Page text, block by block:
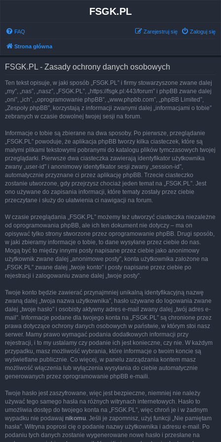
FSGK.PL
FAQ Zaloguj się
Zarejestruj się
Strona główna
FSGK.PL - Zasady ochrony danych osobowych
Ten tekst opisuje, w jaki sposób „FSGK.PL” i firmy stowarzyszone zwane dalej
„my”, „nas”, „nasz”, „FSGK.PL”, „https://fsgk.pl:443/forum” i phpBB zwane dalej
„oni”, „ich”, „oprogramowanie phpBB”, „www.phpbb.com”, „phpBB Limited”,
„Zespoły phpBB”, korzystają z informacji zwanymi dalej „informacjami o tobie”
zebranych w czasie dowolnej twojej sesji na forum.
Informacje o tobie są zbierane na dwa sposoby. Po pierwsze, przeglądanie
„FSGK.PL” powoduje, że aplikacja phpBB tworzy kilka ciasteczek, które są
małymi plikami tekstowymi pobranymi do katalogu plików tymczasowych twojej
przeglądarki. Pierwsze dwa ciasteczka zawierają identyfikator użytkownika
zwany „user-id” i anonimowy identyfikator sesji zwany „session-id”,
automatycznie przyznane ci przez aplikację phpBB. Trzecie ciasteczko
zostanie utworzone, gdy przejrzysz chociaż jeden temat na „FSGK.PL”. Jest
ono używane do zapisania informacji, które tematy zostały przez ciebie
przeczytane i służy do ułatwienia ci nawigacji na forum.
W czasie przeglądania „FSGK.PL” możemy też utworzyć ciasteczka niezależne
od oprogramowania phpBB, ale ich ten dokument nie dotyczy – ma on
opisywać tylko strony stworzone przez oprogramowanie phpBB. Drugi sposób,
w jaki zbieramy informacje o tobie, to dane wysyłane przez ciebie do nas.
Mogą być to między innymi posty napisane przez ciebie jako anonimowy
użytkownik zwane dalej „anonimowe posty”, konta użytkownika założone na
„FSGK.PL” zwane dalej „twoje konto” i posty napisane przez ciebie po
rejestracji i zalogowaniu zwane dalej „twoje posty”.
Twoje konto będzie zawierać przynajmniej unikalną identyfikacyjną nazwę
zwaną dalej „twoja nazwa użytkownika”, hasło używane do logowania zwane
dalej „twoje hasło” i osobisty aktywny adres e-mail zwany dalej „twój adres e-
mail”. Informacje podane dla twojego konta na „FSGK.PL” są chronione przez
prawa dotyczące ochrony danych osobowych w państwie, w którym stoi nasz
serwer. Mamy prawo wymagać podania dodatkowych informacji przy
rejestracji, i to my ustalamy czy podanie ich jest konieczne, czy nie. W każdym
przypadku, masz możliwość wybrania, które informacje o twoim koncie są
wyświetlane publicznie. Co więcej, w panelu zarządzania kontem masz
możliwość włączenia lub wyłączenia wysyłania do ciebie automatycznie
generowanych przez oprogramowanie phpBB e-maili.
Twoje hasło jest zaszyfrowane, więc jest bezpieczne, niemniej nie należy
używać tego samego hasła na różnych witrynach internetowych. Hasło to
umożliwia dostęp do twojego konta na „FSGK.PL”, więc chroń je i w żadnym
wypadku nie podawaj nikomu. Jeśli je zapomnisz, użyj funkcji „Nie pamiętam
hasła”. Witryna poprosi cię o podanie nazwy użytkownika i adresu e-mail. Po
podaniu tych danych zostanie wygenerowane nowe hasło i przesłane na